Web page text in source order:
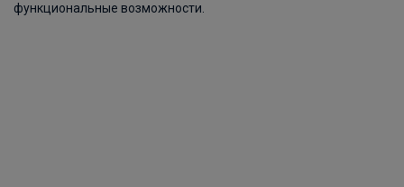
функциональные возможности.